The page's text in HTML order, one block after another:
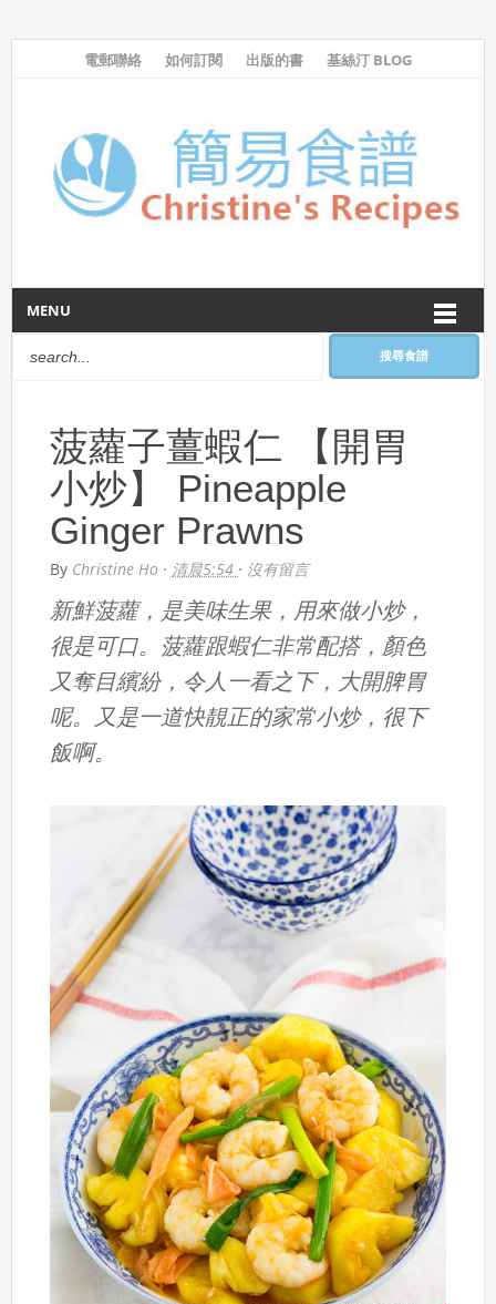
電郵聯絡 如何訂閱 出版的書 基絲汀 BLOG
MENU
搜尋食譜
菠蘿子薑蝦仁 【開胃
小炒】 Pineapple
Ginger Prawns
By Christine Ho · 清晨5:54 · 沒有留言
新鮮菠蘿，是美味生果，用來做小炒，
很是可口。菠蘿跟蝦仁非常配搭，顏色
又奪目繽紛，令人一看之下，大開脾胃
呢。又是一道快靚正的家常小炒，很下
飯啊。